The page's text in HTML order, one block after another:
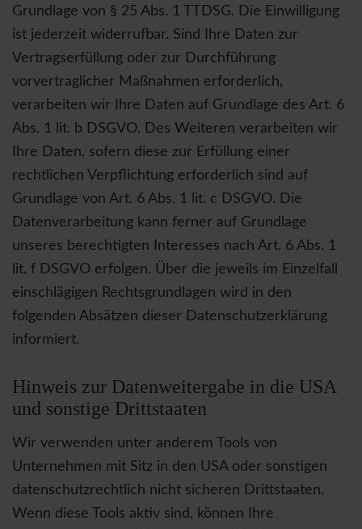
Grundlage von § 25 Abs. 1 TTDSG. Die Einwilligung
ist jederzeit widerrufbar. Sind Ihre Daten zur
Vertragserfüllung oder zur Durchführung
vorvertraglicher Maßnahmen erforderlich,
verarbeiten wir Ihre Daten auf Grundlage des Art. 6
Abs. 1 lit. b DSGVO. Des Weiteren verarbeiten wir
Ihre Daten, sofern diese zur Erfüllung einer
rechtlichen Verpflichtung erforderlich sind auf
Grundlage von Art. 6 Abs. 1 lit. c DSGVO. Die
Datenverarbeitung kann ferner auf Grundlage
unseres berechtigten Interesses nach Art. 6 Abs. 1
lit. f DSGVO erfolgen. Über die jeweils im Einzelfall
einschlägigen Rechtsgrundlagen wird in den
folgenden Absätzen dieser Datenschutzerklärung
informiert.
Hinweis zur Datenweitergabe in die USA
und sonstige Drittstaaten
Wir verwenden unter anderem Tools von
Unternehmen mit Sitz in den USA oder sonstigen
datenschutzrechtlich nicht sicheren Drittstaaten.
Wenn diese Tools aktiv sind, können Ihre